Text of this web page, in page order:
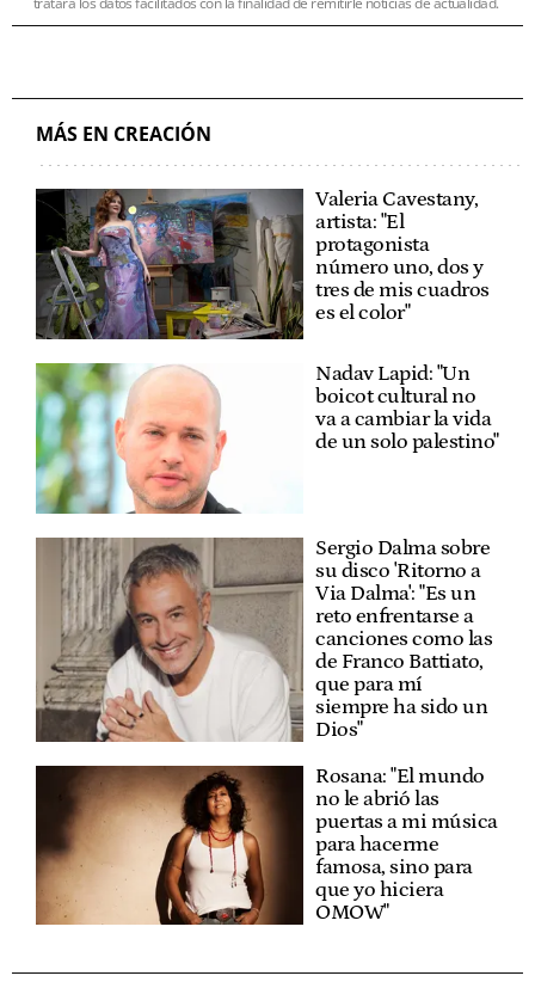
MÁS EN CREACIÓN
Valeria Cavestany,
artista: "El
protagonista
número uno, dos y
tres de mis cuadros
es el color"
Nadav Lapid: "Un
boicot cultural no
va a cambiar la vida
de un solo palestino"
Sergio Dalma sobre
su disco 'Ritorno a
Via Dalma': "Es un
reto enfrentarse a
canciones como las
de Franco Battiato,
que para mí
siempre ha sido un
Dios"
Rosana: "El mundo
no le abrió las
puertas a mi música
para hacerme
famosa, sino para
que yo hiciera
OMOW"